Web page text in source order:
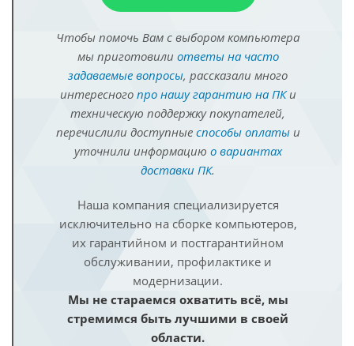
Чтобы помочь Вам с выбором компьютера
мы приготовили ответы на часто
задаваемые вопросы, рассказали много
интересного про нашу гарантию на ПКи
техническую поддержку покупателей,
перечислили доступные способы оплатыи
уточнили информацию о вариантах
доставки ПК.
Наша компания специализируется
исключительно на сборке компьютеров,
их гарантийном и постгарантийном
обслуживании, профилактике и
модернизации.
Мы не стараемся охватить всё, мы
стремимся быть лучшими в своей
области.